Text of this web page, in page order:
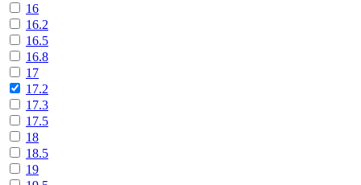
16
16.2
16.5
16.8
17
17.2
17.3
17.5
18
18.5
19